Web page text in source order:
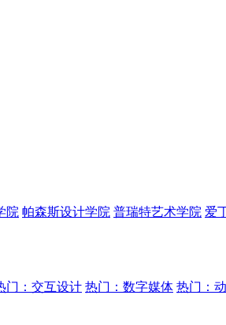
院 帕森斯设计学院 普瑞特艺术学院 爱
门：交互设计 热门：数字媒体 热门：